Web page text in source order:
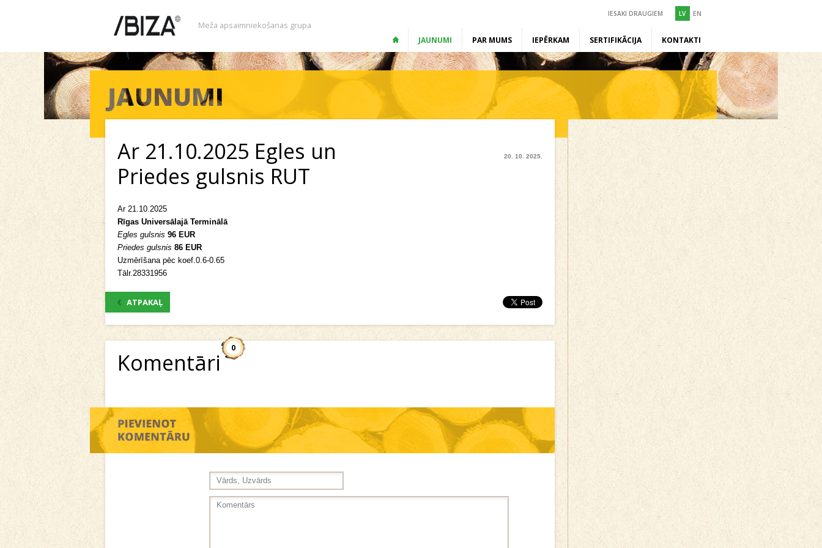
Meža apsaimniekošanas grupa
IESAKI DRAUGIEM LV EN
JAUNUMI PAR MUMS IEPĒRKAM SERTIFIKĀCIJA KONTAKTI
20. 10. 2025.
Ar 21.10.2025 Egles un
Priedes gulsnis RUT
Ar 21.10.2025
Rīgas Universālajā Terminālā
Egles gulsnis 96 EUR
Priedes gulsnis 86 EUR
Uzmērīšana pēc koef.0.6-0.65
Tālr.28331956
ATPAKAĻ
Komentāri
0